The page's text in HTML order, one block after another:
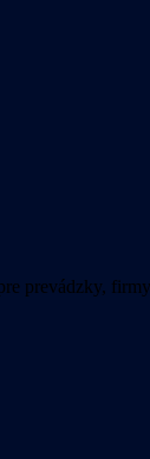
prevádzky,